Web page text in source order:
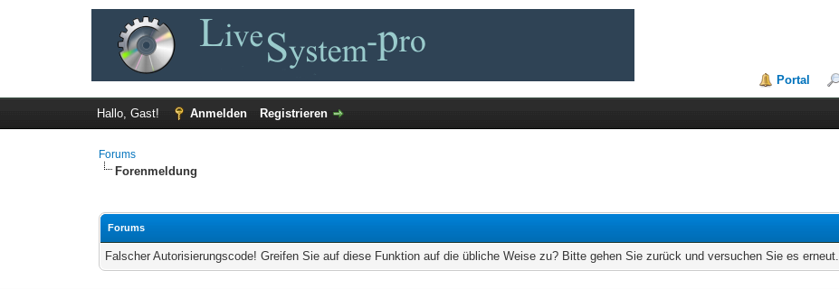
Portal
Hallo, Gast! Anmelden Registrieren
Forums
Forenmeldung
Forums
Falscher Autorisierungscode! Greifen Sie auf diese Funktion auf die übliche Weise zu? Bitte gehen Sie zurück und versuchen Sie es erneut.